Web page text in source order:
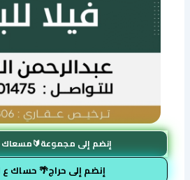
إنضم إلى مجموعة🔰مسعاك
إنضم إلى حراج🌴 حساك ع